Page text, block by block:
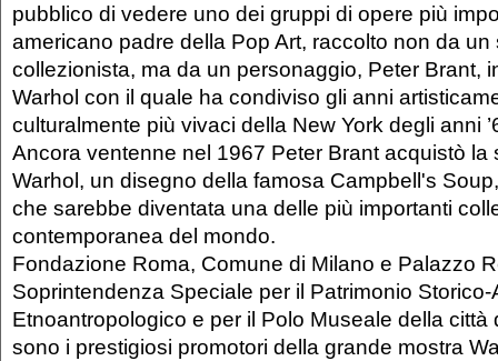
pubblico di vedere uno dei gruppi di opere più
americano padre della Pop Art, raccolto non da un
collezionista, ma da un personaggio, Peter Brant,
Warhol con il quale ha condiviso gli anni
culturalmente più vivaci della New York degli anni
Ancora ventenne nel 1967 Peter Brant acquistò la
Warhol, un disegno della famosa Campbell's
che sarebbe diventata una delle più importanti
contemporanea del mondo.
Fondazione Roma, Comune di Milano e Palazzo
Soprintendenza Speciale per il Patrimonio Storico-
Etnoantropologico e per il Polo Museale della città
sono i prestigiosi promotori della grande mostra